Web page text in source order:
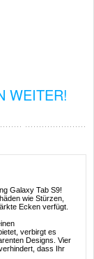
WEITER!
Galaxy Tab S9!
wie Stürzen,
Ecken verfügt.
verbirgt es
Designs. Vier
dass Ihr